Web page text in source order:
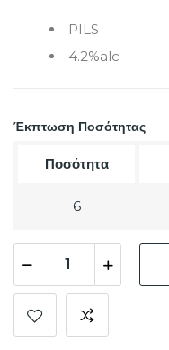
PILS
4.2%alc
Έκπτωση Ποσότητας
Ποσότητα
6